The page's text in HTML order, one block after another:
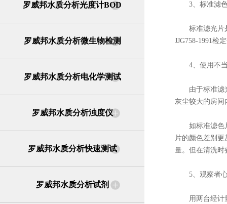
罗威邦水质分析光度计BOD
罗威邦水质分析微生物检测
罗威邦水质分析电化学测试
罗威邦水质分析浊度仪
罗威邦水质分析快速测试
罗威邦水质分析试剂
3、标准滤色
标准滤光片是
JJG758-1991检
4、使用不当
由于标准滤光
灰尘较大的房
如标准滤色片
片的颜色差别更
量。但在清洗时
5、观察者心
用两台经计量